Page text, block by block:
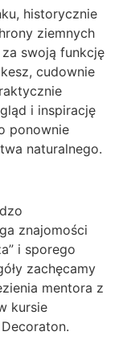
historycznie
ziemnych
swoją funkcję
cudownie
i inspirację
ponownie
naturalnego.
znajomości
i sporego
zachęcamy
mentora z
kursie